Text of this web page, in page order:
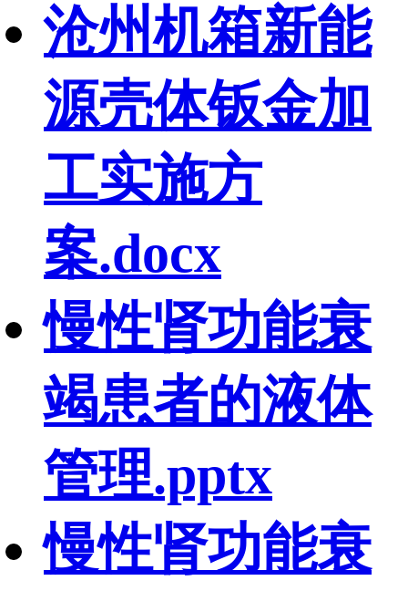
沧州机箱新能
源壳体钣金加
工实施方
案.docx
慢性肾功能衰
竭患者的液体
管理.pptx
慢性肾功能衰